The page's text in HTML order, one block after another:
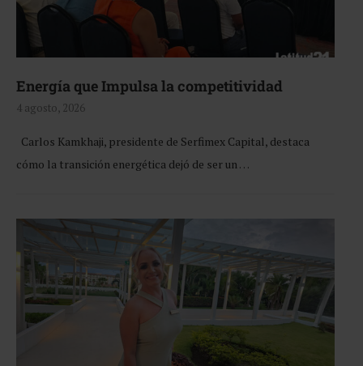
Energía que Impulsa la competitividad
4 agosto, 2026
Carlos Kamkhaji, presidente de Serfimex Capital, destaca
cómo la transición energética dejó de ser un …